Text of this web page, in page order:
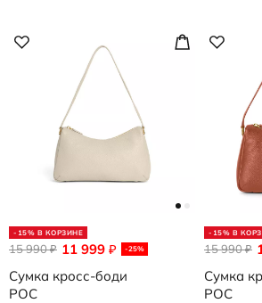
-15% В КОРЗИНЕ
11 999 ₽ -25%
15 990₽
Сумка кросс-боди
POC
-15% В
15 990₽
Сумка
POC